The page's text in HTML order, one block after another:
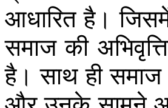
आधारित है।
समाज की
है। साथ ही समाज